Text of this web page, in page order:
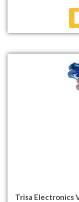
Trisa Electronics